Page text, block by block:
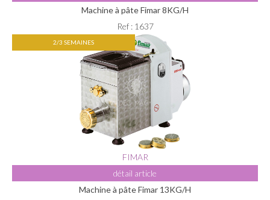
Machine à pâte Fimar 8KG/H
Ref : 1637
2/3 SEMAINES
FIMAR
détail article
Machine à pâte Fimar 13KG/H